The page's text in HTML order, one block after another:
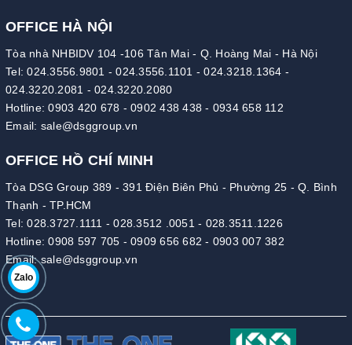
Zalo
OFFICE HÀ NỘI
Tòa nhà NHBIDV 104 -106 Tân Mai - Q. Hoàng Mai - Hà Nội
Tel:024.3556.9801 -024.3556.1101 -024.3218.1364 -
024.3220.2081 - 024.3220.2080
Hotline:0903 420 678 - 0902 438 438 - 0934 658 112
Email: sale@dsggroup.vn
OFFICE HỒ CHÍ MINH
Tòa DSG Group 389 - 391 Điện Biên Phủ - Phường 25 - Q. Bình
Thạnh - TP.HCM
Tel:028.3727.1111 -028.3512 .0051 - 028.3511.1226
Hotline:0908 597 705 - 0909 656 682 - 0903 007 382
Email:sale@dsggroup.vn